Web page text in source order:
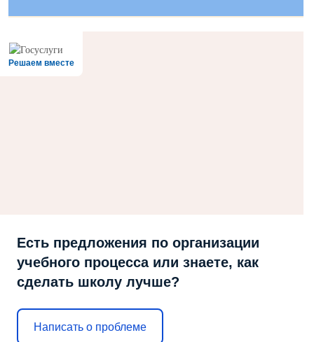
Решаем вместе
Есть предложения по организации
учебного процесса или знаете, как
сделать школу лучше?
Написать о проблеме